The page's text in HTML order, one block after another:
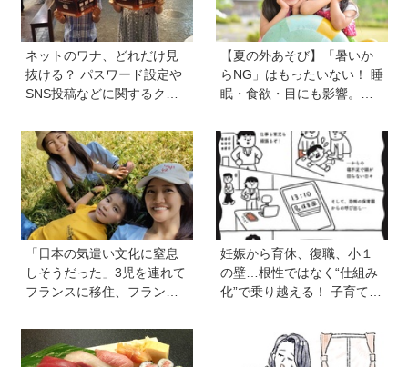
ネットのワナ、どれだけ見
抜ける？ パスワード設定や
SNS投稿などに関するクイ
力」を鍛えよう【キッザニ
ア】
【夏の外あそび】「暑いか
らNG」はもったいない！ 睡
眠・食欲・目にも影響。専
トと、猛暑日の室内あそび
の工夫
「日本の気遣い文化に窒息
しそうだった」3児を連れて
フランスに移住、フランス
りがたみ【vol.13】
妊娠から育休、復職、小１
の壁…根性ではなく“仕組み
化”で乗り越える！ 子育ても
知っておきたいサバイバル